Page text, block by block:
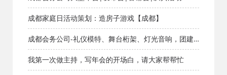
成都家庭日活动策划：造房子游戏【成都】
成都会务公司-礼仪模特、舞台桁架、灯光音响，团建
展台，美陈，广告等
我第一次做主持，写年会的开场白，请大家帮帮忙